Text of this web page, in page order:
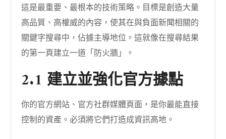
這是最重要、最根本的技術策略。目標是創造大量
高品質、高權威的內容，使其在與負面新聞相關的
關鍵字搜尋中，佔據主導地位。這就像在搜尋結果
的第一頁建立一道「防火牆」。
2.1 建立並強化官方據點
你的官方網站、官方社群媒體頁面，是你最能直接
控制的資產。必須將它們打造成資訊高地。